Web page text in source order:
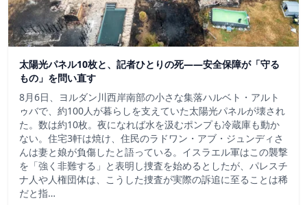
太陽光パネル10枚と、記者ひとりの死——安全保障が「守る
もの」を問い直す
8月6日、ヨルダン川西岸南部の小さな集落ハルベト・アルト
ゥバで、約100人が暮らしを支えていた太陽光パネルが壊され
た。数は約10枚。夜になれば水を汲むポンプも冷蔵庫も動か
ない。住宅3軒は焼け、住民のラドワン・アブ・ジュンディさ
んは妻と娘が負傷したと語っている。イスラエル軍はこの襲撃
を「強く非難する」と表明し捜査を始めるとしたが、パレスチ
ナ人や人権団体は、こうした捜査が実際の訴追に至ることは稀
だと指…